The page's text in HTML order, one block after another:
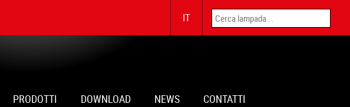
IT
PRODOTTI DOWNLOAD NEWS CONTATTI